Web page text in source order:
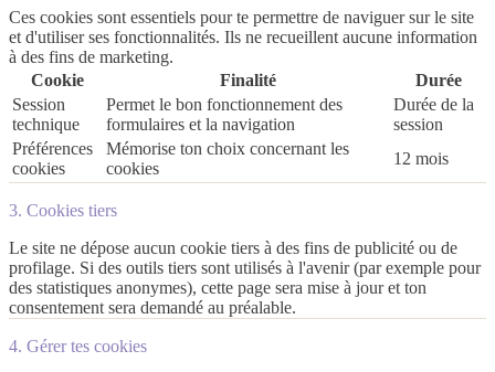
Ces cookies sont essentiels pour te permettre de naviguer sur le site
et d'utiliser ses fonctionnalités. Ils ne recueillent aucune information
à des fins de marketing.
Cookie
Finalité
Durée
Session
technique
Permet le bon fonctionnement des
formulaires et la navigation
Durée de la
session
Préférences
cookies
Mémorise ton choix concernant les
cookies
12 mois
3. Cookies tiers
Le site ne dépose aucun cookie tiers à des fins de publicité ou de
profilage. Si des outils tiers sont utilisés à l'avenir (par exemple pour
des statistiques anonymes), cette page sera mise à jour et ton
consentement sera demandé au préalable.
4. Gérer tes cookies